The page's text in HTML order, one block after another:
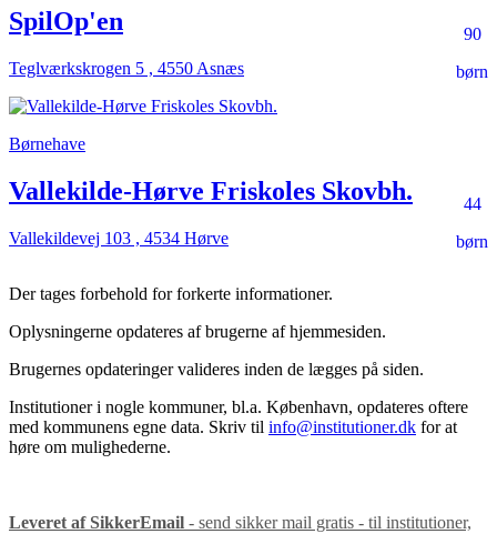
90
børn
SpilOp'en
Teglværkskrogen 5 , 4550 Asnæs
Børnehave
44
børn
Vallekilde-Hørve Friskoles Skovbh.
Vallekildevej 103 , 4534 Hørve
Der tages forbehold for forkerte informationer.
Oplysningerne opdateres af brugerne af hjemmesiden.
Brugernes opdateringer valideres inden de lægges på siden.
Institutioner i nogle kommuner, bl.a. København, opdateres oftere
med kommunens egne data. Skriv til info@institutioner.dk for at
høre om mulighederne.
Leveret af SikkerEmail - send sikker mail gratis - til institutioner,